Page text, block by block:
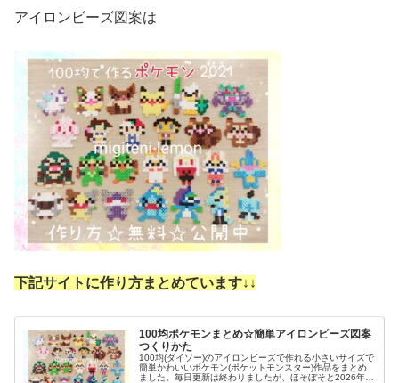
アイロンビーズ図案は
下記サイトに作り方まとめています↓ ↓
100均ポケモンまとめ☆簡単アイロンビーズ図案
つくりかた
100均(ダイソー)のアイロンビーズで作れる小さいサイズで
簡単かわいいポケモン(ポケットモンスター)作品をまとめ
ました。毎日更新は終わりましたが、ほそぼそと2026年も